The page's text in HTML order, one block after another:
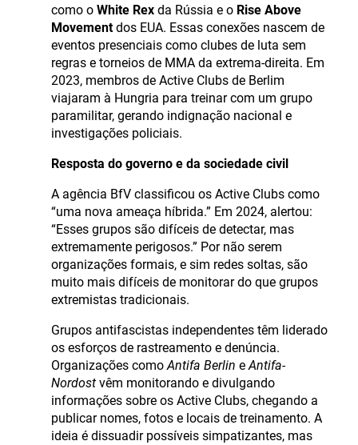
como o White Rex da Rússia e o Rise Above
Movementdos EUA. Essas conexões nascem de
eventos presenciais como clubes de luta sem
regras e torneios de MMA da extrema-direita. Em
2023, membros de Active Clubs de Berlim
viajaram à Hungria para treinar com um grupo
paramilitar, gerando indignação nacional e
investigações policiais.
Resposta do governo e da sociedade civil
A agência BfV classificou os Active Clubs como
“uma nova ameaça híbrida.” Em 2024, alertou:
“Esses grupos são difíceis de detectar, mas
extremamente perigosos.” Por não serem
organizações formais, e sim redes soltas, são
muito mais difíceis de monitorar do que grupos
extremistas tradicionais.
Grupos antifascistas independentes têm liderado
os esforços de rastreamento e denúncia.
Organizações comoAntifa Berlin eAntifa-
Nordost vêm monitorando e divulgando
informações sobre os Active Clubs, chegando a
publicar nomes, fotos e locais de treinamento. A
ideia é dissuadir possíveis simpatizantes, mas